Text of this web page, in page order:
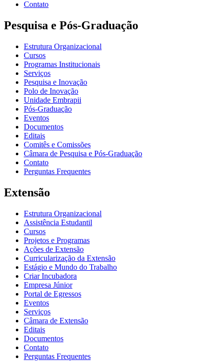
Contato
Pesquisa e Pós-Graduação
Estrutura Organizacional
Cursos
Programas Institucionais
Serviços
Pesquisa e Inovação
Polo de Inovação
Unidade Embrapii
Pós-Graduação
Eventos
Documentos
Editais
Comitês e Comissões
Câmara de Pesquisa e Pós-Graduação
Contato
Perguntas Frequentes
Extensão
Estrutura Organizacional
Assistência Estudantil
Cursos
Projetos e Programas
Ações de Extensão
Curricularização da Extensão
Estágio e Mundo do Trabalho
Criar Incubadora
Empresa Júnior
Portal de Egressos
Eventos
Serviços
Câmara de Extensão
Editais
Documentos
Contato
Perguntas Frequentes